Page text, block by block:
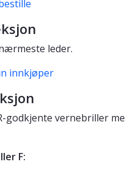
leder.
innkjøper
godkjente vernebriller
F: